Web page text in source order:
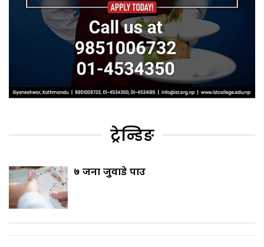
ट्रेन्डिङ
७ जना जुवाडे पक्राउ